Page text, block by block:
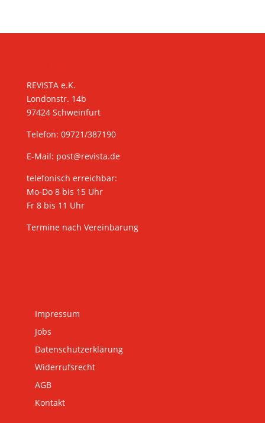
REVISTA e.K.
Londonstr. 14b
97424 Schweinfurt
Telefon: 09721/387190
E-Mail: post@revista.de
telefonisch erreichbar:
Mo-Do 8 bis 15 Uhr
Fr 8 bis 11 Uhr
Termine nach Vereinbarung
Impressum
Jobs
Datenschutzerklärung
Widerrufsrecht
AGB
Kontakt